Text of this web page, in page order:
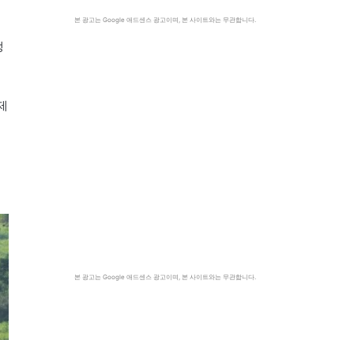
본 광고는 Google 애드센스 광고이며, 본 사이트와는 무관합니다.
본 광고는 Google 애드센스 광고이며, 본 사이트와는 무관합니다.